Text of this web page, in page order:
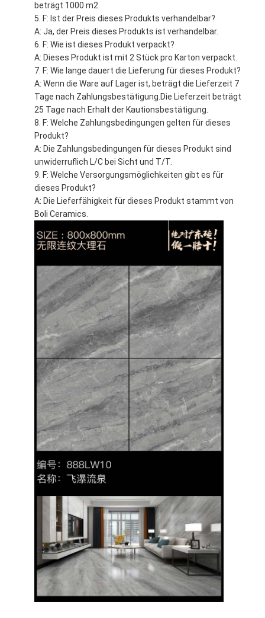
beträgt 1000 m2.
F: Ist der Preis dieses Produkts verhandelbar?
A: Ja, der Preis dieses Produkts ist verhandelbar.
F: Wie ist dieses Produkt verpackt?
A: Dieses Produkt ist mit 2 Stück pro Karton verpackt.
F: Wie lange dauert die Lieferung für dieses Produkt?
A: Wenn die Ware auf Lager ist, beträgt die Lieferzeit 7
Tage nach Zahlungsbestätigung.Die Lieferzeit beträgt
25 Tage nach Erhalt der Kautionsbestätigung.
F: Welche Zahlungsbedingungen gelten für dieses
Produkt?
A: Die Zahlungsbedingungen für dieses Produkt sind
unwiderruflich L/C bei Sicht und T/T.
F: Welche Versorgungsmöglichkeiten gibt es für
dieses Produkt?
A: Die Lieferfähigkeit für dieses Produkt stammt von
Boli Ceramics.